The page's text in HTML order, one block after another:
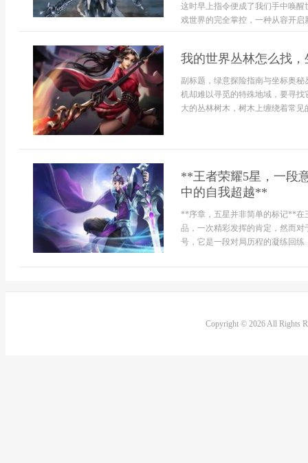
这时早上指令便成了我们手中唤
戏世界的完全掌控，一种从容开启
我的世界丛林怎么找
副标题，绿意探险指南与坐标奥
机却难以寻觅的特殊地域，要寻
大的丛林树木，树木上缠绕着常见
**王者荣耀5星，一段
中的自我超越**
**序章，五星并非简单的标记**在
品，一次精彩发挥的肯定，然而
号，它是一段对局历程的凝练回
Copyright © 2026 All Rights